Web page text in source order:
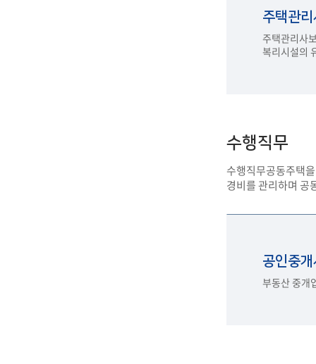
주택관
주택관리사
복리시설의
수행직무
수행직무공동주택
경비를 관리하며 공
공인중
부동산 중개